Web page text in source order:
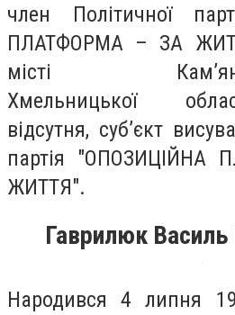
член Політичної
ПЛАТФОРМА – ЗА
місті
Хмельницької
відсутня, суб’єкт
партія "ОПОЗИЦІЙНА
ЖИТТЯ".
Гаврилюк
Народився 4 липня